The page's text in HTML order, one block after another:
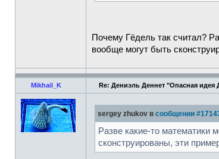
Почему Гёдель так считал?
вообще могут быть
Mikhail_K Re: Дениэль Деннет "Опасная идея
sergey zhukov в сообщении
Разве какие-то математики
сконструированы, эти